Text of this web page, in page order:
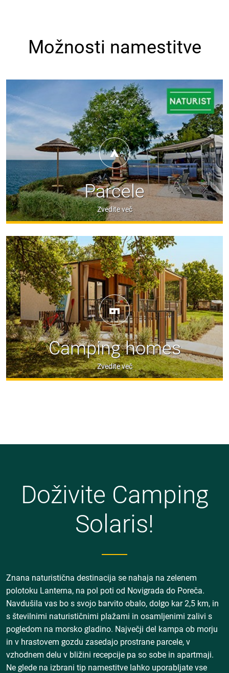
Možnosti namestitve
Parcele
Zvedite več
Camping homes
Zvedite več
Doživite Camping
Solaris!
Znana naturistična destinacija se nahaja na zelenem
polotoku Lanterna, na pol poti od Novigrada do Poreča.
Navdušila vas bo s svojo barvito obalo, dolgo kar 2,5 km, in
s številnimi naturističnimi plažami in osamljenimi zalivi s
pogledom na morsko gladino. Največji del kampa ob morju
in v hrastovem gozdu zasedajo prostrane parcele, v
vzhodnem delu v bližini recepcije pa so sobe in apartmaji.
Ne glede na izbrani tip namestitve lahko uporabljate vse